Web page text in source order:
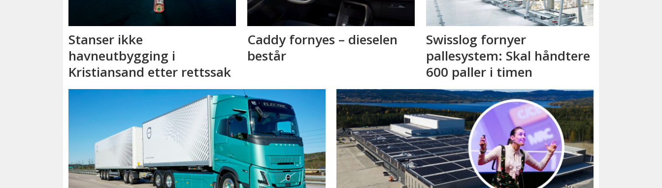
Stanser ikke
havneutbygging i
Kristiansand etter rettssak
Caddy fornyes – dieselen
består
Swisslog fornyer
pallesystem: Skal håndtere
600 paller i timen